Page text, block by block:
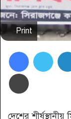
Print
Facebook
প্রিন্ট
দেশের